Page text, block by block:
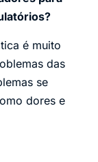
é muito
das
se
dores e